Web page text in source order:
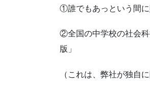
①誰でもあっという間に
②全国の中学校の社会
版」
（これは、弊社が独自